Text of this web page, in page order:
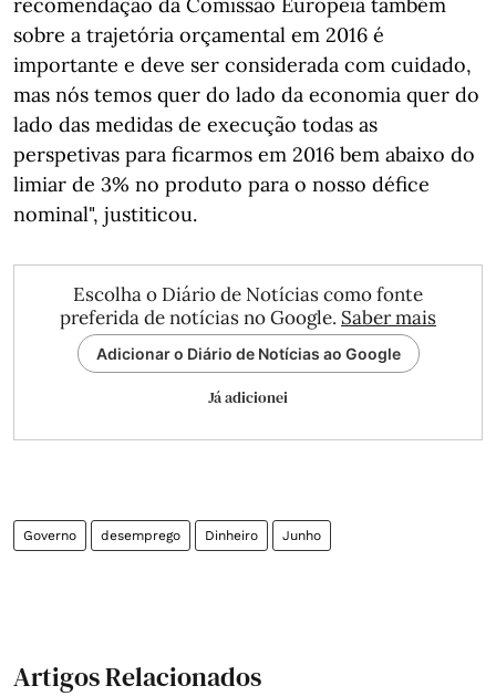
sobre a trajetória orçamental em 2016 é
importante e deve ser considerada com cuidado,
mas nós temos quer do lado da economia quer do
lado das medidas de execução todas as
perspetivas para ficarmos em 2016 bem abaixo do
limiar de 3% no produto para o nosso défice
nominal", justiticou.
Escolha o Diário de Notícias como fonte
preferida de notícias no Google. Saber mais
Adicionar o Diário de Notícias ao Google
Já adicionei
Governo desemprego Dinheiro Junho
Artigos Relacionados